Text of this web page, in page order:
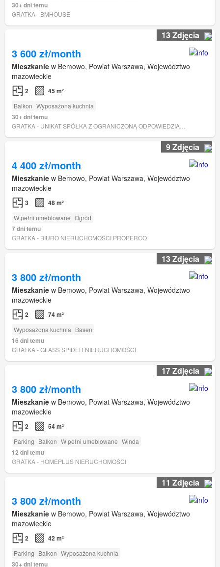
30+ dni temu
GRATKA - BMHOUSE
13 Zdjęcia
3 600 zł/month
Mieszkanie w Bemowo, Powiat Warszawa, Województwo
mazowieckie
2 45 m²
Balkon Wyposażona kuchnia
30+ dni temu
9 Zdjęcia
4 400 zł/month
Mieszkanie w Bemowo, Powiat Warszawa, Województwo
mazowieckie
3 48 m²
W pełni umeblowane Ogród
7 dni temu
GRATKA - BIURO NIERUCHOMOŚCI PROPERCO
13 Zdjęcia
3 800 zł/month
Mieszkanie w Bemowo, Powiat Warszawa, Województwo
mazowieckie
2 74 m²
Wyposażona kuchnia Basen
16 dni temu
GRATKA - GLASS SPIDER NIERUCHOMOŚCI
17 Zdjęcia
3 800 zł/month
Mieszkanie w Bemowo, Powiat Warszawa, Województwo
mazowieckie
2 54 m²
Parking Balkon W pełni umeblowane Winda
12 dni temu
GRATKA - HOMEPLUS NIERUCHOMOŚCI
11 Zdjęcia
3 800 zł/month
Mieszkanie w Bemowo, Powiat Warszawa, Województwo
mazowieckie
2 42 m²
Parking Balkon Wyposażona kuchnia
30+ dni temu